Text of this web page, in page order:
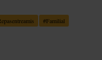
#Familial